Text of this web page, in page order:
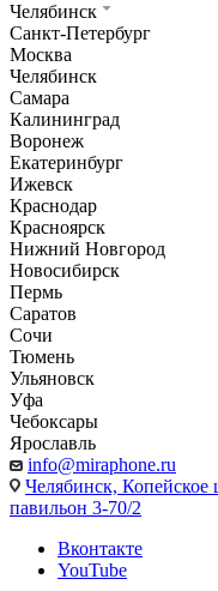
Челябинск
Санкт-Петербург
Москва
Челябинск
Самара
Калининград
Воронеж
Екатеринбург
Ижевск
Краснодар
Красноярск
Нижний Новгород
Новосибирск
Пермь
Саратов
Сочи
Тюмень
Ульяновск
Уфа
Чебоксары
Ярославль
info@miraphone.ru
Челябинск, Копейское
павильон 3-70/2
Вконтакте
YouTube